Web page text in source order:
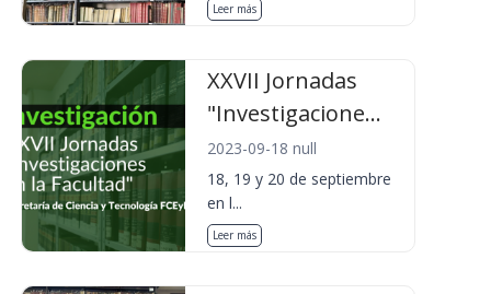
Leer más
XXVII Jornadas
"Investigacione...
2023-09-18 null
18, 19 y 20 de septiembre
en l...
Leer más